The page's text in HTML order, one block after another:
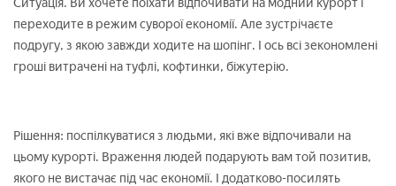
переходите в режим суворої економії. Але зустрічаєте
подругу, з якою завжди ходите на шопінг. І ось всі зекономлені
гроші витрачені на туфлі, кофтинки, біжутерію.
Рішення: поспілкуватися з людьми, які вже відпочивали на
цьому курорті. Враження людей подарують вам той позитив,
якого не вистачає під час економії. І додатково-посилять